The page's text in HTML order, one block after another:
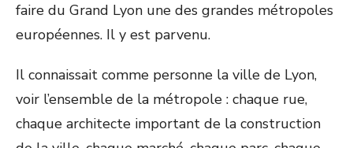
faire du Grand Lyon une des grandes métropoles
européennes. Il y est parvenu.
Il connaissait comme personne la ville de Lyon,
voir l’ensemble de la métropole : chaque rue,
chaque architecte important de la construction